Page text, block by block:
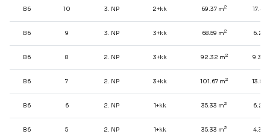
B6 10 3. NP 2+kk 69.37 m2 17.47
B6 9 3. NP 3+kk 68.59 m2 6.28
B6 8 2. NP 3+kk 92.32 m2 9.32
B6 7 2. NP 3+kk 101.67 m2 13.82
B6 6 2. NP 1+kk 35.33 m2 6.28
B6 5 2. NP 1+kk 35.33 m2 4.39